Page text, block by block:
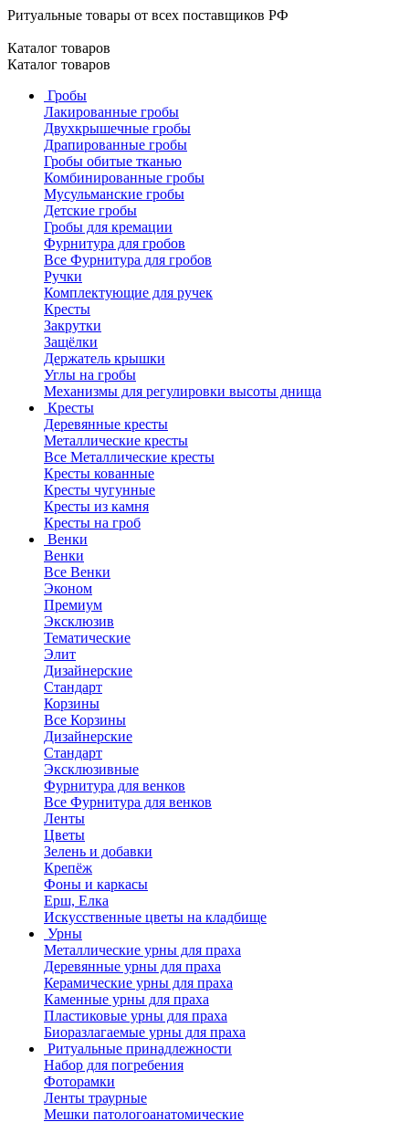
Ритуальные товары от всех поставщиков РФ
Каталог товаров
Каталог товаров
Гробы
Лакированные гробы
Двухкрышечные гробы
Драпированные гробы
Гробы обитые тканью
Комбинированные гробы
Мусульманские гробы
Детские гробы
Гробы для кремации
Фурнитура для гробов
Все Фурнитура для гробов
Ручки
Комплектующие для ручек
Кресты
Закрутки
Защёлки
Держатель крышки
Углы на гробы
Механизмы для регулировки высоты днища
Кресты
Деревянные кресты
Металлические кресты
Все Металлические кресты
Кресты кованные
Кресты чугунные
Кресты из камня
Кресты на гроб
Венки
Венки
Все Венки
Эконом
Премиум
Эксклюзив
Тематические
Элит
Дизайнерские
Стандарт
Корзины
Все Корзины
Дизайнерские
Стандарт
Эксклюзивные
Фурнитура для венков
Все Фурнитура для венков
Ленты
Цветы
Зелень и добавки
Крепёж
Фоны и каркасы
Ерш, Елка
Искусственные цветы на кладбище
Урны
Металлические урны для праха
Деревянные урны для праха
Керамические урны для праха
Каменные урны для праха
Пластиковые урны для праха
Биоразлагаемые урны для праха
Ритуальные принадлежности
Набор для погребения
Фоторамки
Ленты траурные
Мешки патологоанатомические